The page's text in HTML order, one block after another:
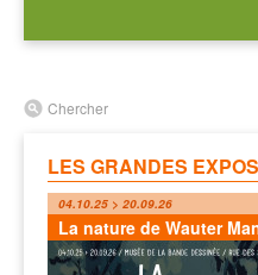
Chercher
LES GRANDES
04.10.25 > 20.09.26
La nature de Wauter